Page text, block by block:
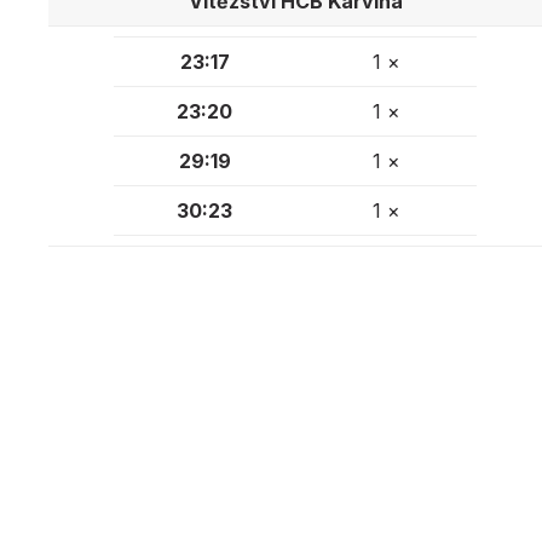
23:17 1 ×
23:20 1 ×
29:19 1 ×
30:23 1 ×